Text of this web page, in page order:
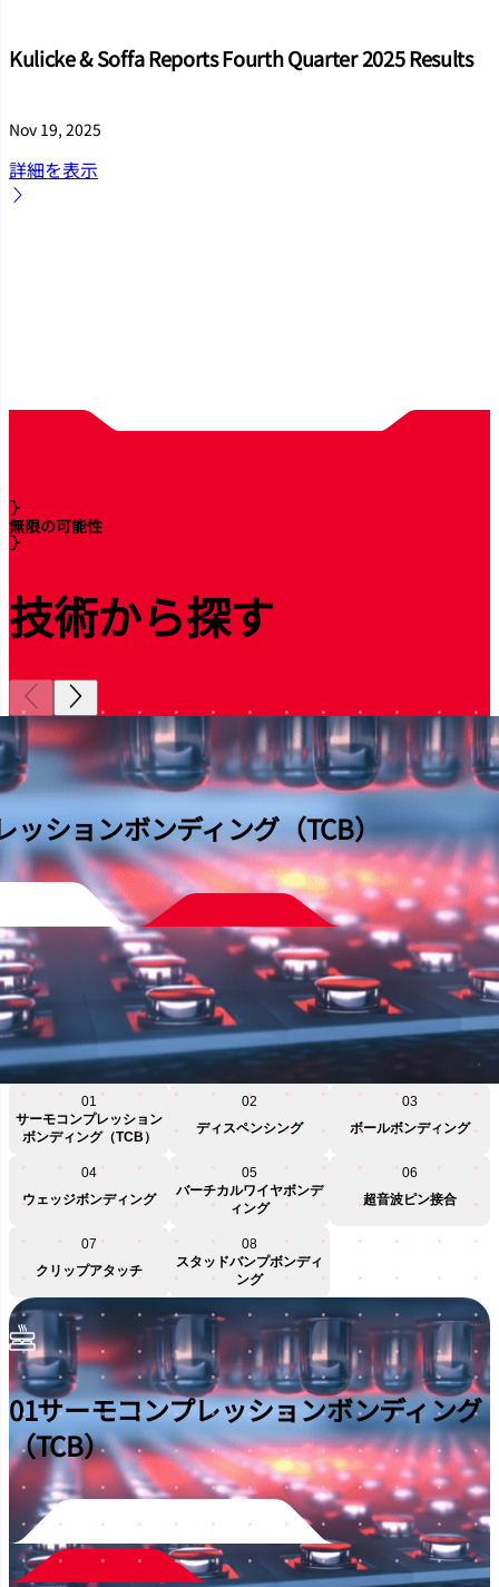
Kulicke & Soffa Reports Fourth Quarter 2025 Results
Nov 19, 2025
詳細を表示
無限の可能性
技術から探す
ッションボンディング（TCB）
01
サーモコンプレッション
ボンディング（TCB）
02
ディスペンシング
03
ボールボンディング
04
ウェッジボンディング
05
バーチカルワイヤボンデ
ィング
06
超音波ピン接合
07
クリップアタッチ
08
スタッドバンプボンディ
ング
01サーモコンプレッションボンディング
（TCB）